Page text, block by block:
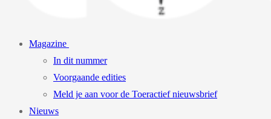
Magazine
In dit nummer
Voorgaande edities
Meld je aan voor de Toeractief nieuwsbrief
Nieuws